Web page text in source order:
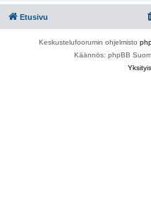
Etusivu
Keskustelufoorumin ohjelmisto
Käännös: phpBB